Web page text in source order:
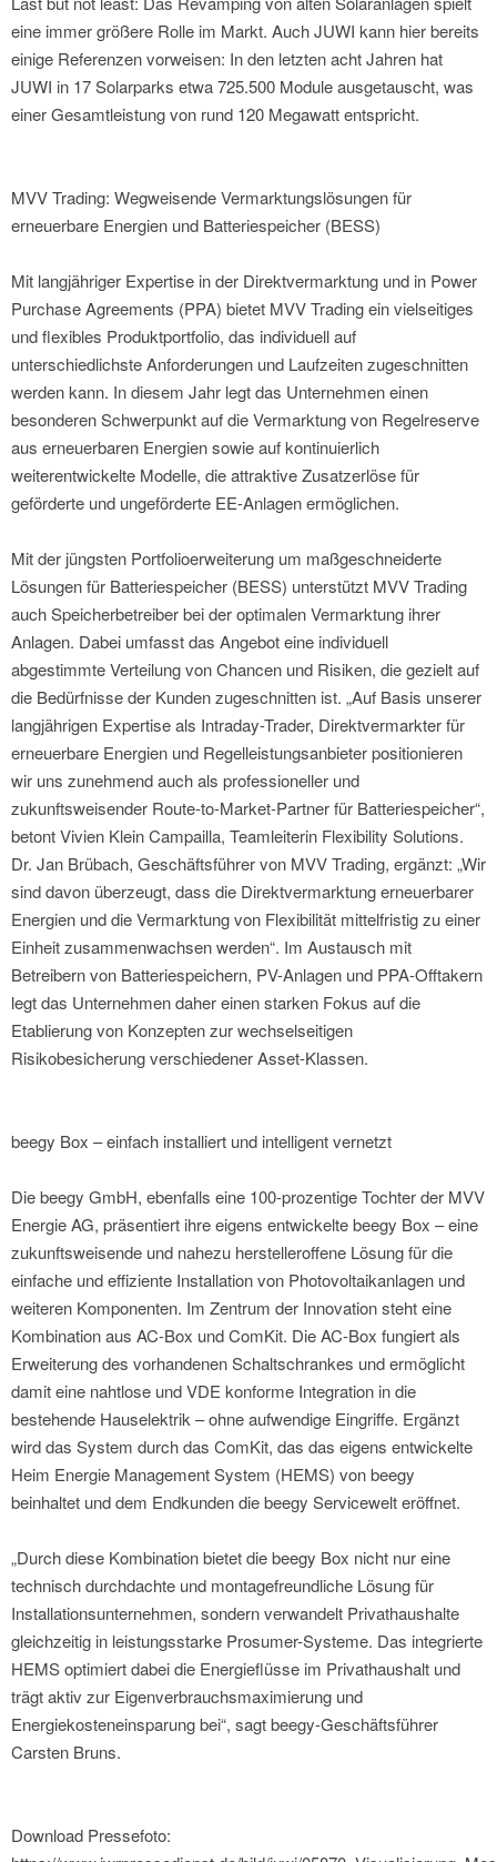
eine immer größere Rolle im Markt. Auch JUWI kann hier bereits
einige Referenzen vorweisen: In den letzten acht Jahren hat
JUWI in 17 Solarparks etwa 725.500 Module ausgetauscht, was
einer Gesamtleistung von rund 120 Megawatt entspricht.
MVV Trading: Wegweisende Vermarktungslösungen für
erneuerbare Energien und Batteriespeicher (BESS)
Mit langjähriger Expertise in der Direktvermarktung und in Power
Purchase Agreements (PPA) bietet MVV Trading ein vielseitiges
und flexibles Produktportfolio, das individuell auf
unterschiedlichste Anforderungen und Laufzeiten zugeschnitten
werden kann. In diesem Jahr legt das Unternehmen einen
besonderen Schwerpunkt auf die Vermarktung von Regelreserve
aus erneuerbaren Energien sowie auf kontinuierlich
weiterentwickelte Modelle, die attraktive Zusatzerlöse für
geförderte und ungeförderte EE-Anlagen ermöglichen.
Mit der jüngsten Portfolioerweiterung um maßgeschneiderte
Lösungen für Batteriespeicher (BESS) unterstützt MVV Trading
auch Speicherbetreiber bei der optimalen Vermarktung ihrer
Anlagen. Dabei umfasst das Angebot eine individuell
abgestimmte Verteilung von Chancen und Risiken, die gezielt auf
die Bedürfnisse der Kunden zugeschnitten ist. „Auf Basis unserer
langjährigen Expertise als Intraday-Trader, Direktvermarkter für
erneuerbare Energien und Regelleistungsanbieter positionieren
wir uns zunehmend auch als professioneller und
zukunftsweisender Route-to-Market-Partner für Batteriespeicher“,
betont Vivien Klein Campailla, Teamleiterin Flexibility Solutions.
Dr. Jan Brübach, Geschäftsführer von MVV Trading, ergänzt: „Wir
sind davon überzeugt, dass die Direktvermarktung erneuerbarer
Energien und die Vermarktung von Flexibilität mittelfristig zu einer
Einheit zusammenwachsen werden“. Im Austausch mit
Betreibern von Batteriespeichern, PV-Anlagen und PPA-Offtakern
legt das Unternehmen daher einen starken Fokus auf die
Etablierung von Konzepten zur wechselseitigen
Risikobesicherung verschiedener Asset-Klassen.
beegy Box – einfach installiert und intelligent vernetzt
Die beegy GmbH, ebenfalls eine 100-prozentige Tochter der MVV
Energie AG, präsentiert ihre eigens entwickelte beegy Box – eine
zukunftsweisende und nahezu herstelleroffene Lösung für die
einfache und effiziente Installation von Photovoltaikanlagen und
weiteren Komponenten. Im Zentrum der Innovation steht eine
Kombination aus AC-Box und ComKit. Die AC-Box fungiert als
Erweiterung des vorhandenen Schaltschrankes und ermöglicht
damit eine nahtlose und VDE konforme Integration in die
bestehende Hauselektrik – ohne aufwendige Eingriffe. Ergänzt
wird das System durch das ComKit, das das eigens entwickelte
Heim Energie Management System (HEMS) von beegy
beinhaltet und dem Endkunden die beegy Servicewelt eröffnet.
„Durch diese Kombination bietet die beegy Box nicht nur eine
technisch durchdachte und montagefreundliche Lösung für
Installationsunternehmen, sondern verwandelt Privathaushalte
gleichzeitig in leistungsstarke Prosumer-Systeme. Das integrierte
HEMS optimiert dabei die Energieflüsse im Privathaushalt und
trägt aktiv zur Eigenverbrauchsmaximierung und
Energiekosteneinsparung bei“, sagt beegy-Geschäftsführer
Carsten Bruns.
Download Pressefoto: